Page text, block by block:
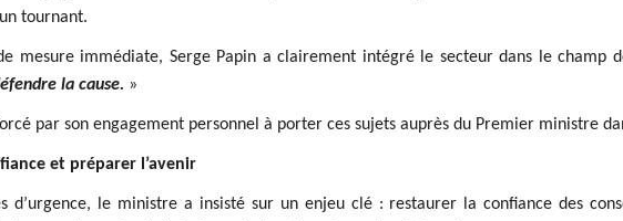
tournant.
mesure immédiate, Serge Papin a clairement intégré le secteur dans le champ
la cause. »
par son engagement personnel à porter ces sujets auprès du Premier ministre
et préparer l’avenir
d’urgence, le ministre a insisté sur un enjeu clé : restaurer la confiance des